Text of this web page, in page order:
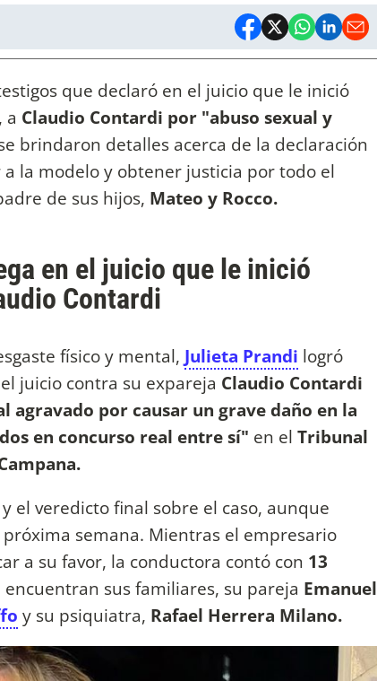
que declaró en el juicio que le inició
a Claudio Contardi por "abuso sexual y
brindaron detalles acerca de la declaración
la modelo y obtener justicia por todo el
de sus hijos, Mateo y Rocco.
en el juicio que le inició
Contardi
físico y mental, Julieta Prandi logró
juicio contra su expareja Claudio Contardi
agravado por causar un grave daño en la
en concurso real entre sí" en el Tribunal
el veredicto final sobre el caso, aunque
semana. Mientras el empresario
a su favor, la conductora contó con 13
sus familiares, su pareja Emanuel
y su psiquiatra, Rafael Herrera Milano.